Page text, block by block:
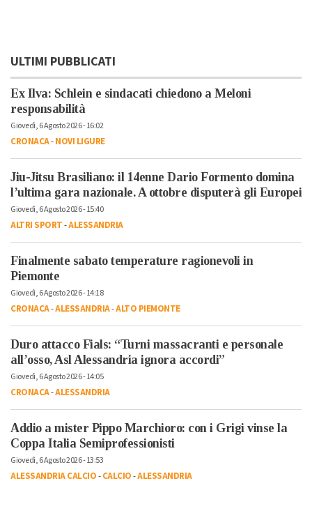
ULTIMI PUBBLICATI
Ex Ilva: Schlein e sindacati chiedono a Meloni
responsabilità
Giovedì, 6 Agosto 2026 - 16:02
CRONACA-NOVI LIGURE
Jiu-Jitsu Brasiliano: il 14enne Dario Formento domina
l’ultima gara nazionale. A ottobre disputerà gli Europei
Giovedì, 6 Agosto 2026 - 15:40
ALTRI SPORT-ALESSANDRIA
Finalmente sabato temperature ragionevoli in
Piemonte
Giovedì, 6 Agosto 2026 - 14:18
CRONACA-ALESSANDRIA-ALTO PIEMONTE
Duro attacco Fials: “Turni massacranti e personale
all’osso, Asl Alessandria ignora accordi”
Giovedì, 6 Agosto 2026 - 14:05
CRONACA-ALESSANDRIA
Addio a mister Pippo Marchioro: con i Grigi vinse la
Coppa Italia Semiprofessionisti
Giovedì, 6 Agosto 2026 - 13:53
ALESSANDRIA CALCIO-CALCIO-ALESSANDRIA